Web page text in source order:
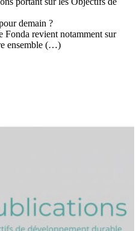
demain ?
Fonda revient notamment sur
ensemble (…)